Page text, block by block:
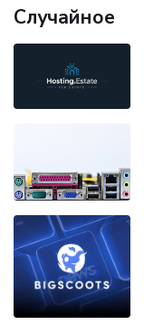
Случайное